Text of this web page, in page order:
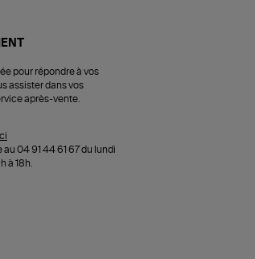
pour répondre à vos
assister dans vos
après-vente.
04 91 44 61 67 du lundi
à 18h.